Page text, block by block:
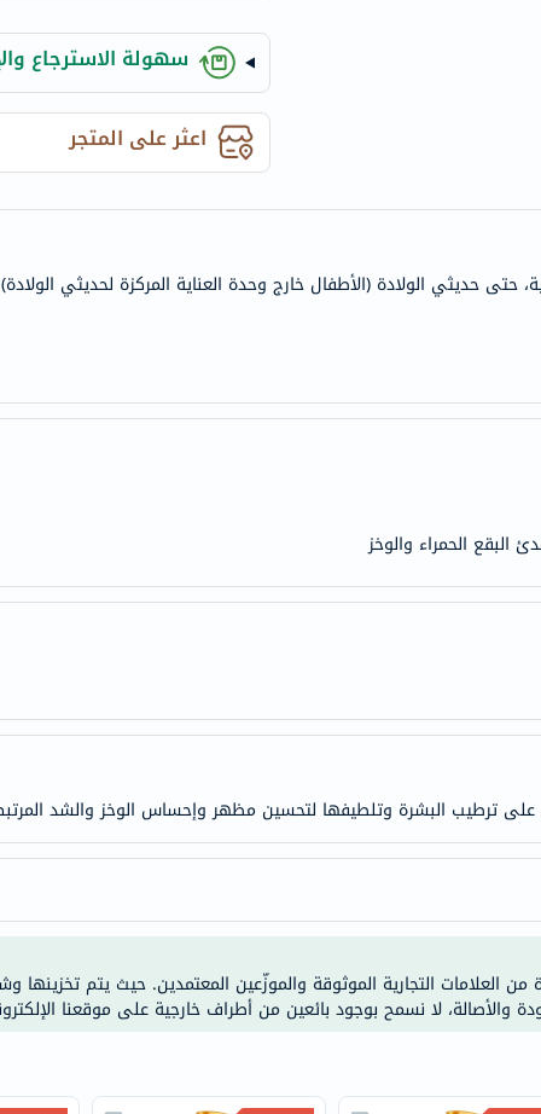
anua
theordinary
neocell
K18
uriage
planet-
egoqv
cosrx
doppelherz
Biochem
skinceuticals
feel
true-
الصحة
أساسيات
العناية
باقة
سهولة الاسترجاع
اعثر على المتجر
حديثي الولادة (الأطفال خارج وحدة العناية المركزة لحديثي الولادة)
البقع الحمراء والوخز
ترطيب البشرة وتلطيفها لتحسين مظهر وإحساس الوخز والشد المرتبط
من العلامات التجارية الموثوقة والموزّعين المعتمدين. حيث يتم
والأصالة، لا نسمح بوجود بائعين من أطراف خارجية على موقعنا